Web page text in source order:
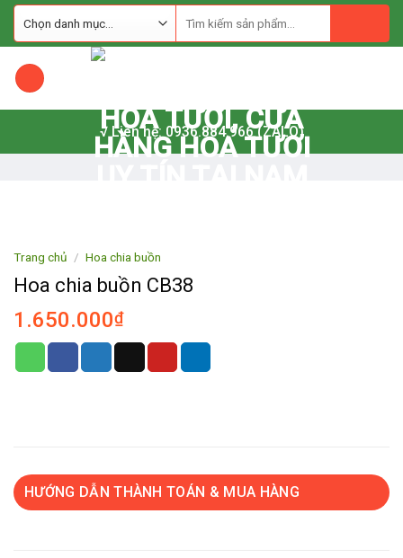
Skip
√ Liên hệ: 0936.884.966 (ZALO)
Trang chủ / Hoa chia buồn
Hoa chia buồn CB38
1.650.000₫
HƯỚNG DẪN THÀNH TOÁN & MUA HÀNG